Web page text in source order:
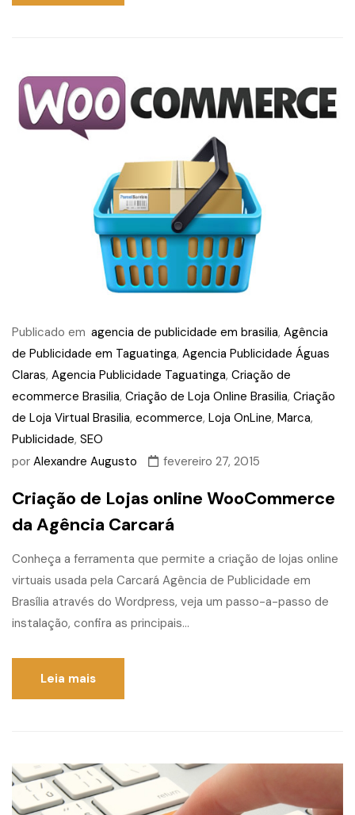
Publicado em agencia de publicidade em brasilia, Agência
de Publicidade em Taguatinga, Agencia Publicidade Águas
Claras, Agencia Publicidade Taguatinga, Criação de
ecommerce Brasilia, Criação de Loja Online Brasilia, Criação
de Loja Virtual Brasilia, ecommerce, Loja OnLine, Marca,
Publicidade, SEO
por Alexandre Augusto fevereiro 27, 2015
Criação de Lojas online WooCommerce
da Agência Carcará
Conheça a ferramenta que permite a criação de lojas online
virtuais usada pela Carcará Agência de Publicidade em
Brasília através do Wordpress, veja um passo-a-passo de
instalação, confira as principais...
Leia mais